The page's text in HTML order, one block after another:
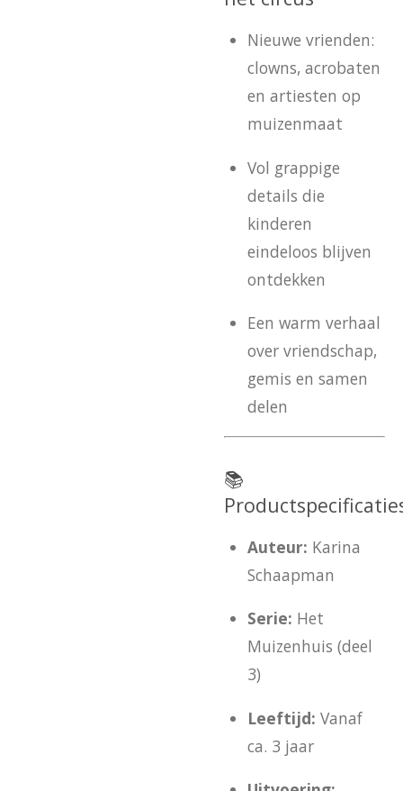
Nieuwe vrienden:
clowns, acrobaten
en artiesten op
muizenmaat
Vol grappige
details die
kinderen
eindeloos blijven
ontdekken
Een warm verhaal
over vriendschap,
gemis en samen
delen
📚
Auteur: Karina
Schaapman
Serie: Het
Muizenhuis (deel
3)
Leeftijd: Vanaf
ca. 3 jaar